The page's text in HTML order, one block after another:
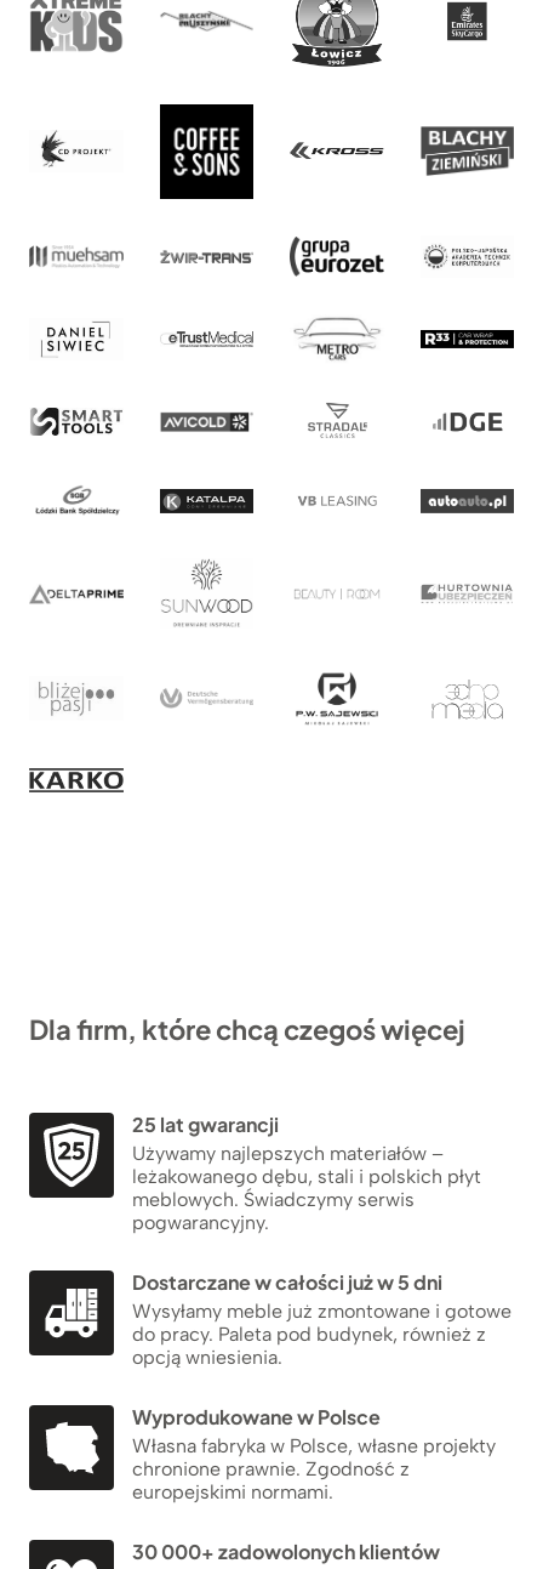
Dla firm, które chcą czegoś więcej
25 lat gwarancji
Używamy najlepszych materiałów –
leżakowanego dębu, stali i polskich płyt
meblowych. Świadczymy serwis
pogwarancyjny.
Dostarczane w całości już w 5 dni
Wysyłamy meble już zmontowane i gotowe
do pracy. Paleta pod budynek, również z
opcją wniesienia.
Wyprodukowane w Polsce
Własna fabryka w Polsce, własne projekty
chronione prawnie. Zgodność z
europejskimi normami.
30 000+ zadowolonych klientów